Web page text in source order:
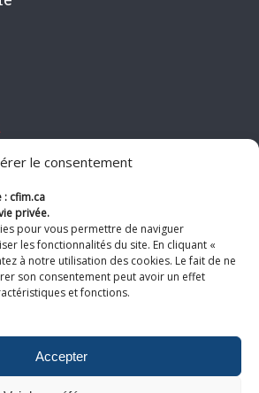
le consentement
: cfim.ca
privée.
pour vous permettre de naviguer
les fonctionnalités du site. En cliquant «
à notre utilisation des cookies. Le fait de ne
son consentement peut avoir un effet
et fonctions.
Accepter
CFIM
Suivez-nous